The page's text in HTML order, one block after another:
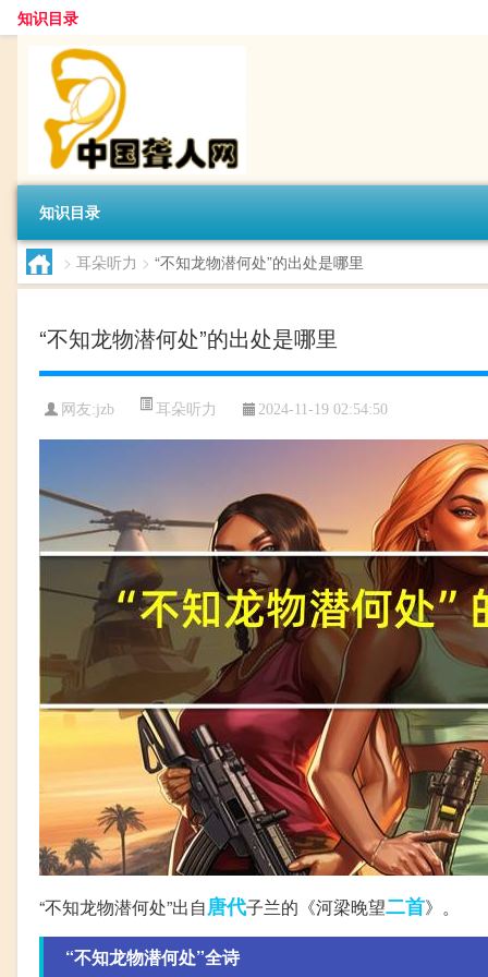
知识目录
知识目录
> 耳朵听力 > “不知龙物潜何处”的出处是哪里
“不知龙物潜何处”的出处是哪里
网友:jzb 耳朵听力 2024-11-19 02:54:50
“不知龙物潜何处”出自唐代子兰的《河梁晚望二首》。
“不知龙物潜何处”全诗